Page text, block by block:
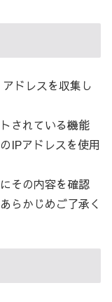
ドレスを収集し
されている機能
IPアドレスを使用
その内容を確認
らかじめご了承く